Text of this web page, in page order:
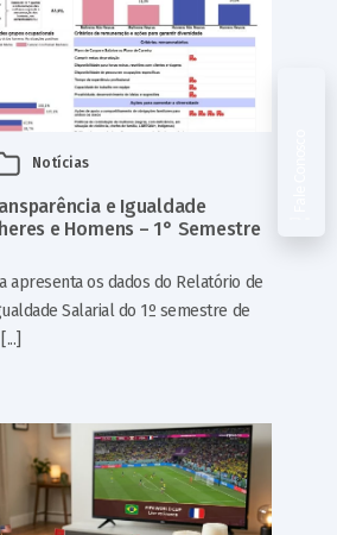
Notícias
e Igualdade
e Homens – 1° Semestre
apresenta os dados do Relatório de
Salarial do 1º semestre de